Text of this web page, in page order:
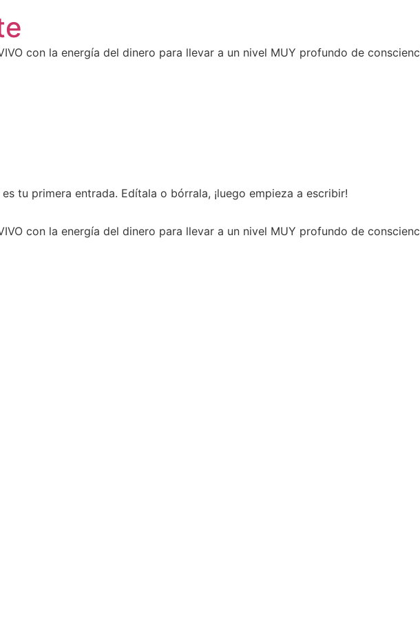
con la energía del dinero para llevar a un nivel MUY profundo de
tu primera entrada. Edítala o bórrala, ¡luego empieza a escribir!
con la energía del dinero para llevar a un nivel MUY profundo de